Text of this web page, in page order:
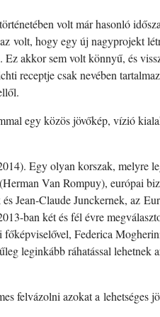
volt már hasonló
volt, hogy egy új nagyprojekt
Ez akkor sem volt könnyű, és
receptje csak nevében
egy közös jövőkép, vízió
Egy olyan korszak, melyre
Van Rompuy), európai
Jean-Claude Junckernek, az
ban két és fél évre
Federica
leginkább ráhatással lehetnek
felvázolni azokat a lehetséges